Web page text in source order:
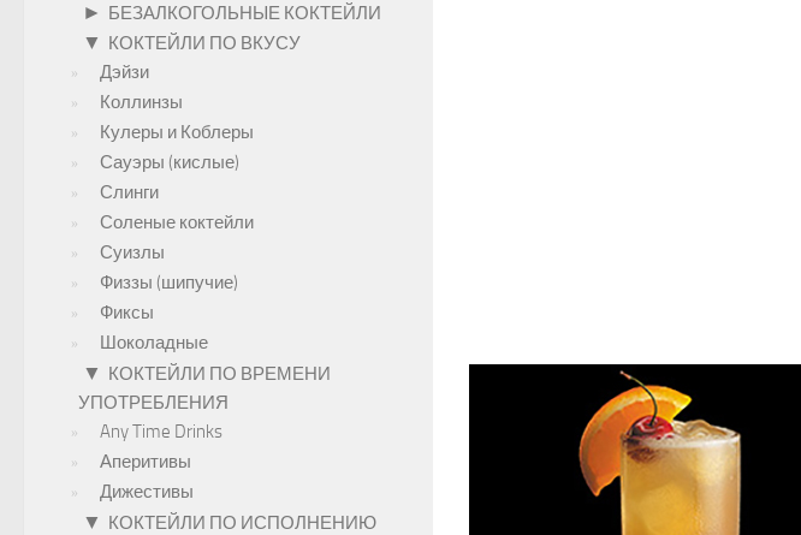
► БЕЗАЛКОГОЛЬНЫЕ КОКТЕЙЛИ
▼ КОКТЕЙЛИ ПО ВКУСУ
Дэйзи
Коллинзы
Кулеры и Коблеры
Сауэры (кислые)
Слинги
Соленые коктейли
Суизлы
Физзы (шипучие)
Фиксы
Шоколадные
▼ КОКТЕЙЛИ ПО ВРЕМЕНИ
УПОТРЕБЛЕНИЯ
Any Time Drinks
Аперитивы
Дижестивы
▼ КОКТЕЙЛИ ПО ИСПОЛНЕНИЮ